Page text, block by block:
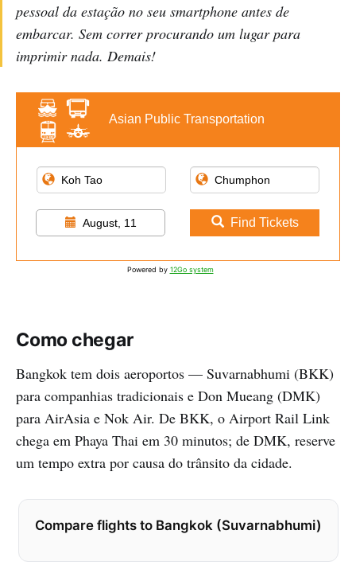
pessoal da estação no seu smartphone antes de
embarcar. Sem correr procurando um lugar para
imprimir nada. Demais!
Asian Public Transportation
August, 11 Find Tickets
Powered by 12Go system
Como chegar
Bangkok tem dois aeroportos — Suvarnabhumi (BKK)
para companhias tradicionais e Don Mueang (DMK)
para AirAsia e Nok Air. De BKK, o Airport Rail Link
chega em Phaya Thai em 30 minutos; de DMK, reserve
um tempo extra por causa do trânsito da cidade.
Compare flights to Bangkok (Suvarnabhumi)